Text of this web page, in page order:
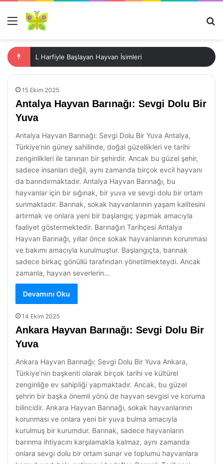
Menü
L Harfiyle Başlayan Hayvan İsimleri
15 Ekim 2025
Antalya Hayvan Barınağı: Sevgi Dolu Bir
Yuva
Antalya Hayvan Barınağı: Sevgi Dolu Bir Yuva Antalya,
Türkiye’nin güney sahilinde, doğal güzellikleri ve tarihi
zenginlikleri ile tanınan bir şehirdir. Ancak bu güzel şehir,
sadece insanları değil, aynı zamanda birçok evcil hayvanı
da barındırmaktadır. Antalya Hayvan Barınağı, bu
hayvanlar için bir sığınak, bir yuva ve sevgi dolu bir ortam
sunmaktadır. Barınak, sokak hayvanlarının yaşam kalitesini
artırmak ve onlara yeni bir başlangıç yapmak amacıyla
faaliyet göstermektedir. Barınağın Tarihçesi Antalya
Hayvan Barınağı, yıllar önce sokak hayvanlarının korunması
ve bakımı amacıyla kurulmuştur. Başlangıçta, barınak
sadece birkaç gönüllü tarafından yönetilmekteydi. Ancak
zamanla, hayvan severlerin…
Devamını Oku
14 Ekim 2025
Ankara Hayvan Barınağı: Sevgi Dolu Bir
Yuva
Ankara Hayvan Barınağı: Sevgi Dolu Bir Yuva Ankara,
Türkiye’nin başkenti olarak birçok tarihi ve kültürel
zenginliğe ev sahipliği yapmaktadır. Ancak, bu güzel
şehrin bir başka önemli yönü de hayvan sevgisi ve koruma
bilincidir. Ankara Hayvan Barınağı, sokak hayvanlarının
korunması ve onlara yeni bir yuva bulma amacıyla
kurulmuş bir kurumdur. Barınak, sadece hayvanların
barınma ihtiyacını karşılamakla kalmaz, aynı zamanda
onlara sevgi dolu bir ortam sunar ve toplumu hayvanlara